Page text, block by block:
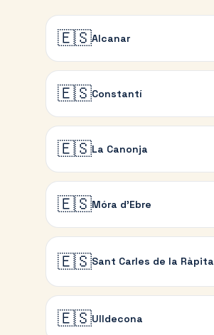
🇪🇸Alcanar
🇪🇸Constantí
🇪🇸La Canonja
🇪🇸Móra d'Ebre
🇪🇸Sant Carles de la Ràpita
🇪🇸Ulldecona